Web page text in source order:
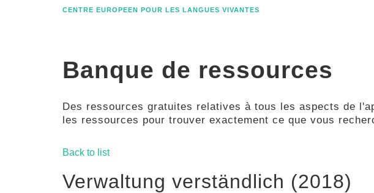
CENTRE EUROPEEN POUR LES LANGUES VIVANTES
Banque de ressources
Des ressources gratuites relatives à tous les aspects de
les ressources pour trouver exactement ce que vous
Back to list
Verwaltung verständlich (2018)